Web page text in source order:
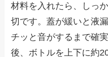
材料を入れたら、しっ
切です。蓋が緩いと液
チッと音がするまで確
後、ボトルを上下に約